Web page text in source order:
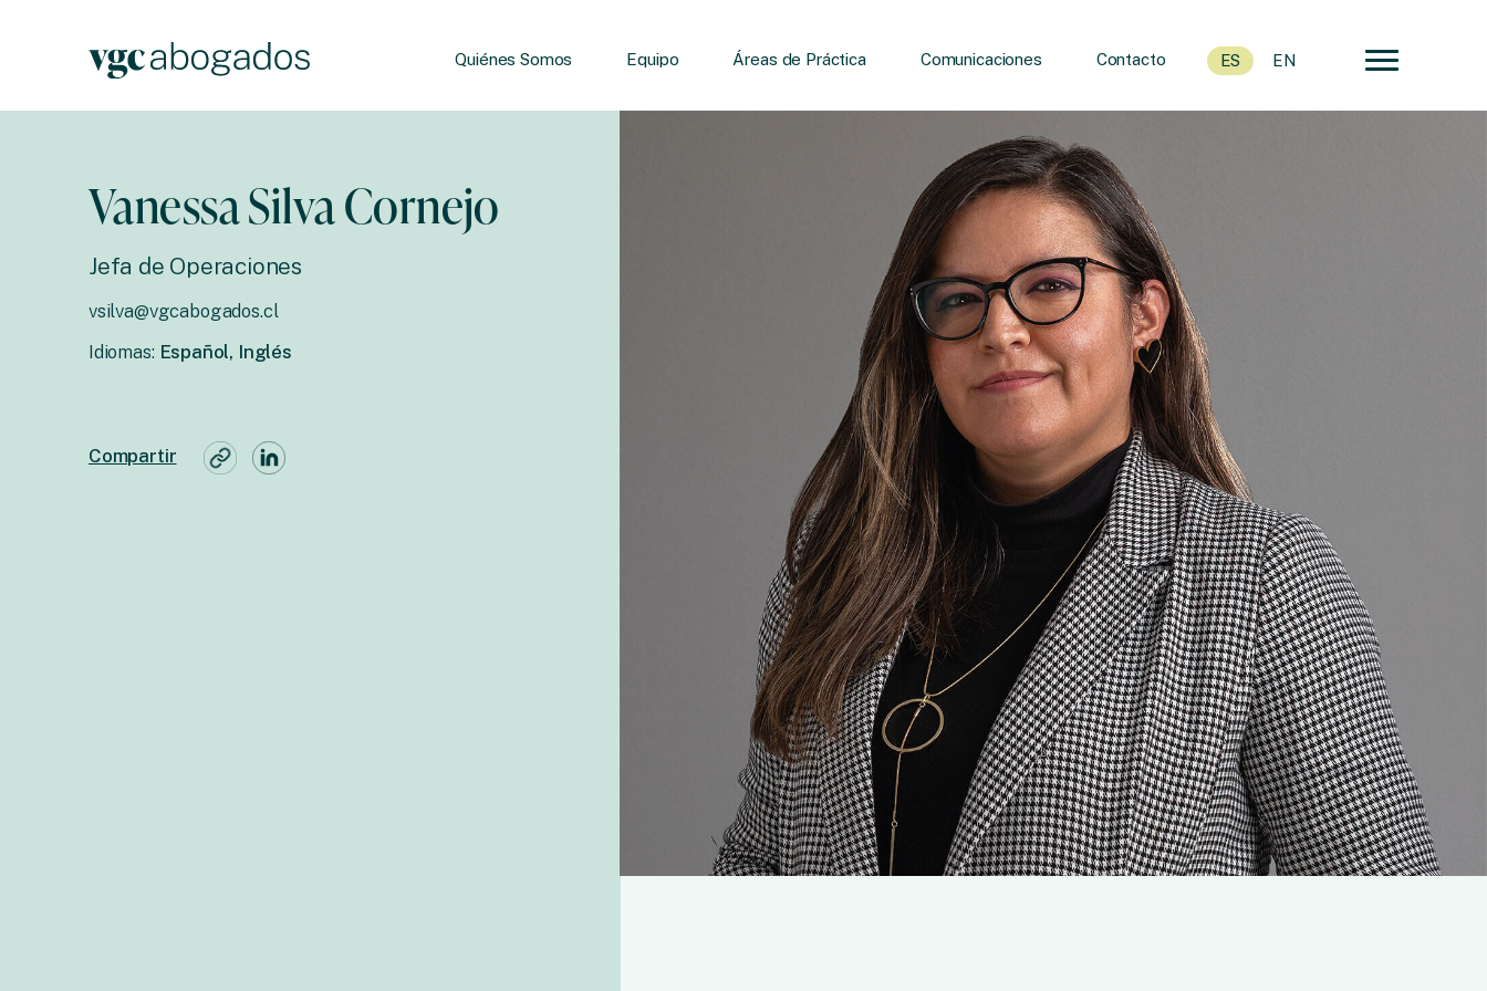
ES EN
Quiénes Somos Equipo Áreas de Práctica Comunicaciones Contacto
Vanessa Silva Cornejo
Jefa de Operaciones
vsilva@vgcabogados.cl
Idiomas: Español, Inglés
Compartir